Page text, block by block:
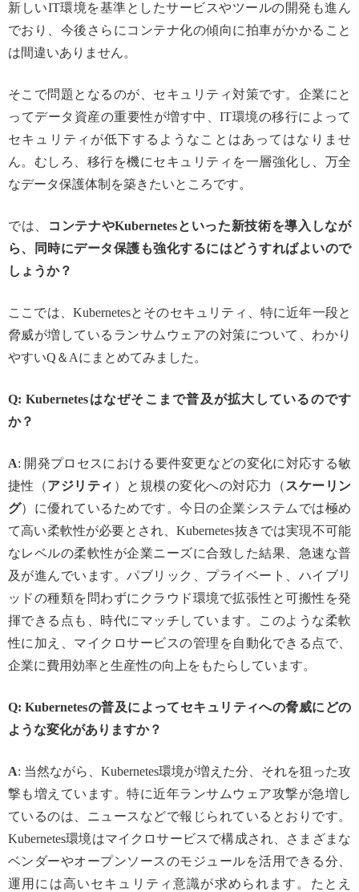
新しいIT環境を基準としたサービスやツールの開発も進ん
でおり、今後さらにコンテナ化の傾向に拍車がかかること
は間違いありません。
そこで問題となるのが、セキュリティ対策です。企業にと
ってデータ資産の重要性が増す中、IT環境の移行によって
セキュリティが低下するようなことはあってはなりませ
ん。むしろ、移行を機にセキュリティを一層強化し、万全
なデータ保護体制を築きたいところです。
では、 コンテナやKubernetesといった新技術を導入しなが
ら、同時にデータ保護も強化するにはどうすればよいので
しょうか？
ここでは、Kubernetesとそのセキュリティ、特に近年一段と
脅威が増しているランサムウェアの対策について、わかり
やすいQ＆Aにまとめてみました。
Q: Kubernetesはなぜそこまで普及が拡大しているのです
か？
A: 開発プロセスにおける要件変更などの変化に対応する敏
捷性（アジリティ ）と規模の変化への対応力（ スケーリン
グ）に優れているためです。今日の企業システムでは極め
て高い柔軟性が必要とされ、Kubernetes抜きでは実現不可能
なレベルの柔軟性が企業ニーズに合致した結果、急速な普
及が進んでいます。パブリック、プライベート、ハイブリ
ッドの種類を問わずにクラウド環境で拡張性と可搬性を発
揮できる点も、時代にマッチしています。このような柔軟
性に加え、マイクロサービスの管理を自動化できる点で、
企業に費用効率と生産性の向上をもたらしています。
Q: Kubernetesの普及によってセキュリティへの脅威にどの
ような変化がありますか？
A: 当然ながら、Kubernetes環境が増えた分、それを狙った攻
撃も増えています。特に近年ランサムウェア攻撃が急増し
ているのは、ニュースなどで報じられているとおりです。
Kubernetes環境はマイクロサービスで構成され、さまざまな
ベンダーやオープンソースのモジュールを活用できる分、
運用には高いセキュリティ意識が求められます。たとえ